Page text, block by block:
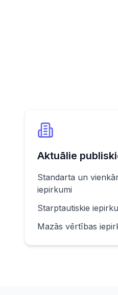
Aktuālie
Standarta un
iepirkumi
Starptautiskie
Mazās vērtības